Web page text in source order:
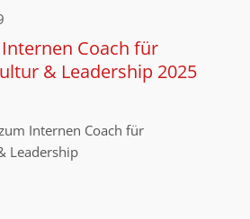
Coach für
& Leadership 2025
Internen Coach für
Leadership